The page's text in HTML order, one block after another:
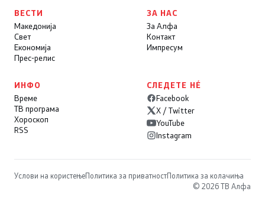
ВЕСТИ
Македонија
Свет
Економија
Прес-релис
ЗА НАС
За Алфа
Контакт
Импресум
ИНФО
Време
ТВ програма
Хороскоп
RSS
СЛЕДЕТЕ НÉ
Facebook
X / Twitter
YouTube
Instagram
Услови на користењеПолитика за приватностПолитика за колачиња
© 2026 ТВ Алфа